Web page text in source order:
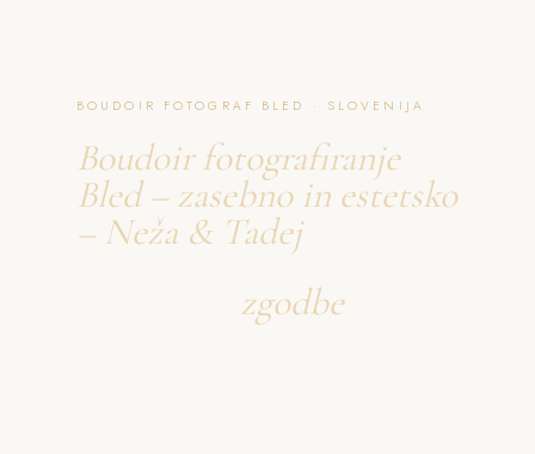
BOUDOIR FOTOGRAF BLED · SLOVENIJA
Boudoir fotografiranje
Bled – zasebno in estetsko
– Neža & Tadej
zgodbe
o boudoir fotografiranje